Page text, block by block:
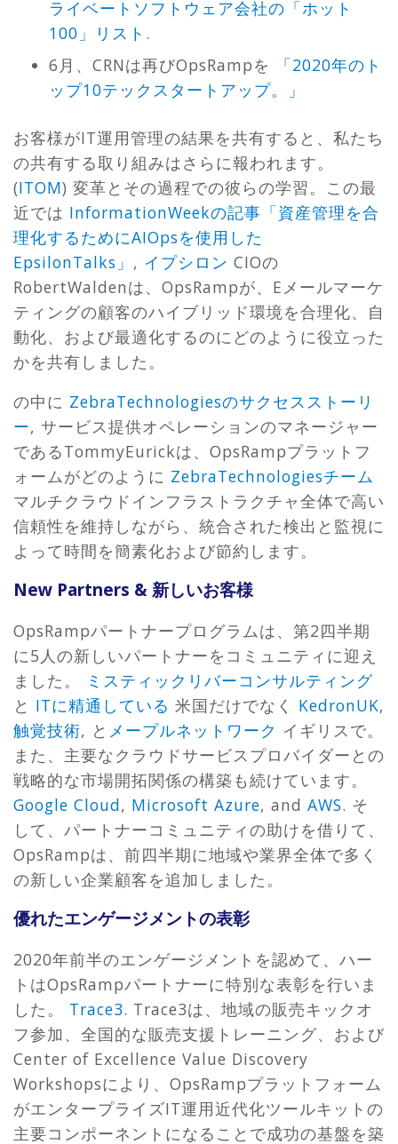
ライベートソフトウェア会社の「ホット
100」リスト .
6月、CRNは再びOpsRampを
「2020年のト
ップ10テックスタートアップ。」
お客様がIT運用管理の結果を共有すると、私たち
の共有する取り組みはさらに報われます。
(ITOM) 変革とその過程での彼らの学習。この最
近では InformationWeekの記事「資産管理を合
理化するためにAIOpsを使用した
EpsilonTalks」 , イプシロン CIOの
RobertWaldenは、OpsRampが、Eメールマーケ
ティングの顧客のハイブリッド環境を合理化、自
動化、および最適化するのにどのように役立った
かを共有しました。
の中に ZebraTechnologiesのサクセスストーリ
ー, サービス提供オペレーションのマネージャー
であるTommyEurickは、OpsRampプラットフ
ォームがどのように ZebraTechnologiesチーム
マルチクラウドインフラストラクチャ全体で高い
信頼性を維持しながら、統合された検出と監視に
よって時間を簡素化および節約します。
New Partners & 新しいお客様
OpsRampパートナープログラムは、第2四半期
に5人の新しいパートナーをコミュニティに迎え
ました。
ミスティックリバーコンサルティング
と ITに精通している 米国だけでなく KedronUK,
触覚技術, と メープルネットワーク イギリスで。
また、主要なクラウドサービスプロバイダーとの
戦略的な市場開拓関係の構築も続けています。
Google Cloud, Microsoft Azure, and AWS. そ
して、パートナーコミュニティの助けを借りて、
OpsRampは、前四半期に地域や業界全体で多く
の新しい企業顧客を追加しました。
優れたエンゲージメントの表彰
2020年前半のエンゲージメントを認めて、ハー
トはOpsRampパートナーに特別な表彰を行いま
した。 Trace3. Trace3は、地域の販売キックオ
フ参加、全国的な販売支援トレーニング、および
Center of Excellence Value Discovery
Workshopsにより、OpsRampプラットフォーム
がエンタープライズIT運用近代化ツールキットの
主要コンポーネントになることで成功の基盤を築